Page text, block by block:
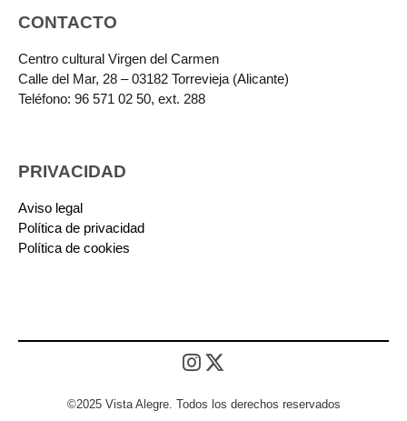
CONTACTO
Centro cultural Virgen del Carmen
Calle del Mar, 28 – 03182 Torrevieja (Alicante)
Teléfono: 96 571 02 50, ext. 288
PRIVACIDAD
Aviso legal
Política de privacidad
Política de cookies
©2025 Vista Alegre. Todos los derechos reservados